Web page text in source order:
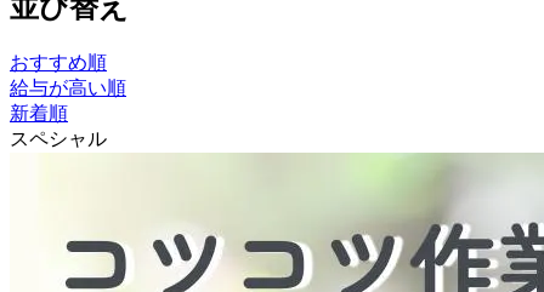
並び替え
おすすめ順
給与が高い順
新着順
スペシャル